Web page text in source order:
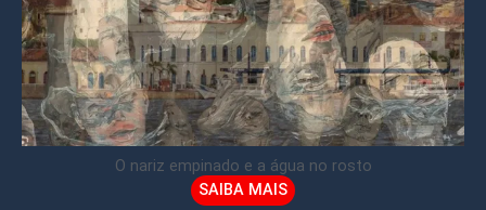
O nariz empinado e a água no rosto
SAIBA MAIS